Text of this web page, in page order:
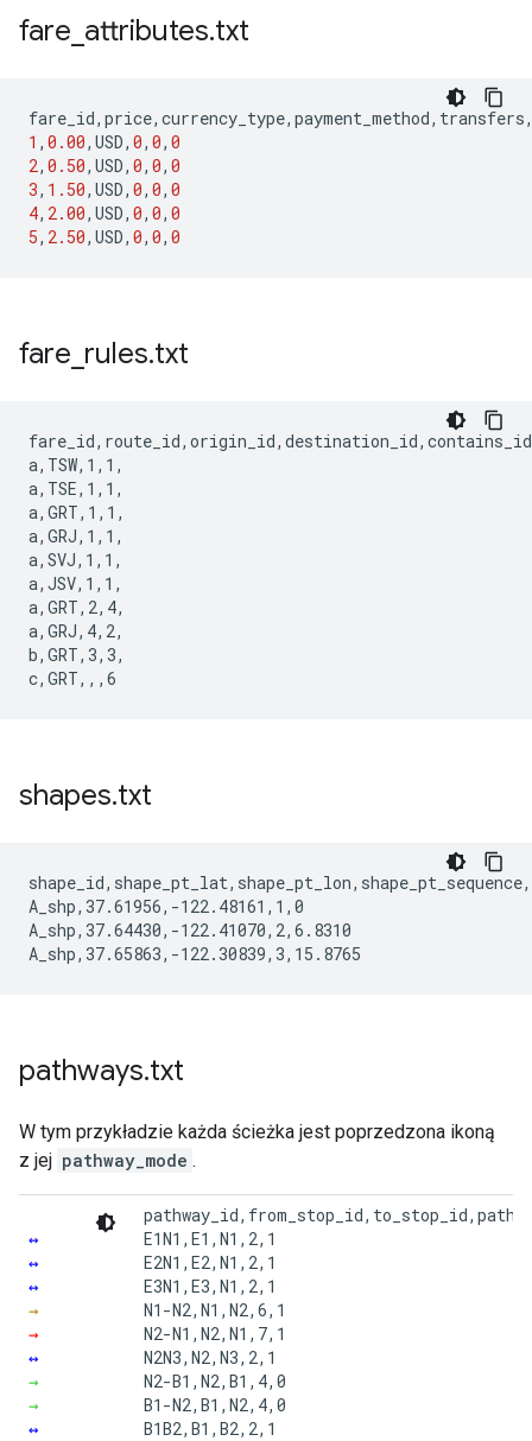
fare attributes.txt
fare_id, price, currency_type, payment_method, transfers
1 , 0.00, USD, 0, 0, 0
2, 0.50, USD, 0, 0, 0
3, 1.50, USD, 0, 0, 0
4, 2.00, USD, 0, 0, 0
5, 2.50, USD, 0, 0, 0
fare rules.txt
fare_id,route_id,origin_id,destination_id,contains_id
a,TSW,1,1,
a,TSE,1,1,
a,GRT,1,1,
a,GRJ,1,1,
a,SVJ,1,1,
a,JSV,1,1,
a,GRT,2,4,
a,GRJ,4,2,
b,GRT,3,3,
shapes.txt
A_shp,37.61956,-122.48161,1,0
A_shp,37.64430,-122.41070,2,6.8310
pathways.txt
W tym przykładzie każda ścieżka jest poprzedzona ikoną
z jej pathway_mode .
↔
↔
↔
→
→
↔
→
→
↔
E1N1,E1,N1,2,1
E2N1,E2,N1,2,1
E3N1,E3,N1,2,1
N1-N2,N1,N2,6,1
N2-N1,N2,N1,7,1
N2N3,N2,N3,2,1
N2-B1,N2,B1,4,0
B1-N2,B1,N2,4,0
B1B2,B1,B2,2,1